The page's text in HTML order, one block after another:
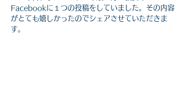
Facebookに１つの投稿をしていました。その内容
がとても嬉しかったのでシェアさせていただきま
す。